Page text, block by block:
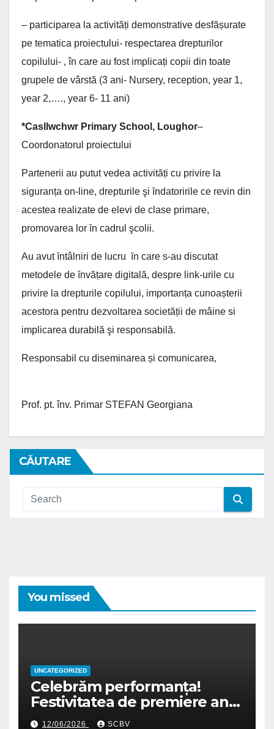
– participarea la activități demonstrative desfășurate
pe tematica proiectului- respectarea drepturilor
copilului- , în care au fost implicați copii din toate
grupele de vârstă (3 ani- Nursery, reception, year 1,
year 2,…., year 6- 11 ani)
*Casllwchwr Primary School, Loughor–
Coordonatorul proiectului
Partenerii au putut vedea activități cu privire la
siguranța on-line, drepturile şi ȋndatoririle ce revin din
acestea realizate de elevi de clase primare,
promovarea lor ȋn cadrul şcolii.
Au avut ȋntâlniri de lucru ȋn care s-au discutat
metodele de ȋnvățare digitală, despre link-urile cu
privire la drepturile copilului, importanța cunoașterii
acestora pentru dezvoltarea societății de mâine si
implicarea durabilă şi responsabilă.
Responsabil cu diseminarea și comunicarea,
Prof. pt. înv. Primar STEFAN Georgiana
CĂUTARE
You missed
UNCATEGORIZED
Celebrăm performanța!
Festivitatea de premiere an
școlar 2025-2026
12/06/2026 SCBV